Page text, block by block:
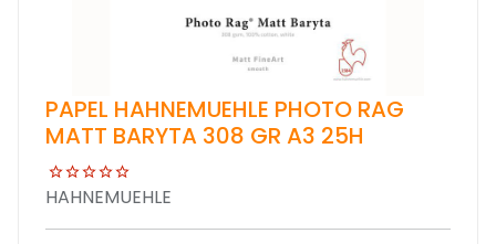
PAPEL HAHNEMUEHLE PHOTO RAG
MATT BARYTA 308 GR A3 25H
HAHNEMUEHLE